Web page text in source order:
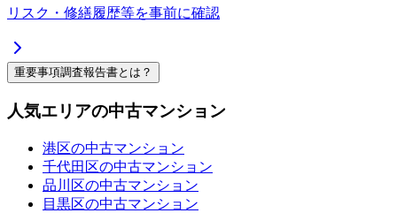
リスク・修繕履歴等を事前に確認
重要事項調査報告書とは？
人気エリアの中古マンション
港区の中古マンション
千代田区の中古マンション
品川区の中古マンション
目黒区の中古マンション